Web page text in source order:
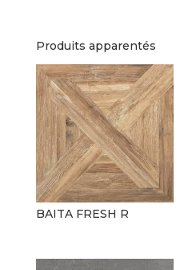
Produits apparentés
BAITA FRESH R